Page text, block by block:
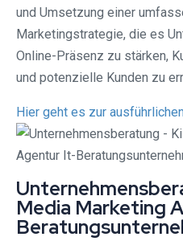
und Umsetzung einer
Marketingstrategie, die es
Online-Präsenz zu stärken,
und potenzielle Kunden zu
Hier geht es zur
Media Marketing